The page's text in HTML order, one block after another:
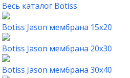
Весь каталог Botiss
Botiss Jason мембрана 15x20
Botiss Jason мембрана 20x30
Botiss Jason мембрана 30x40